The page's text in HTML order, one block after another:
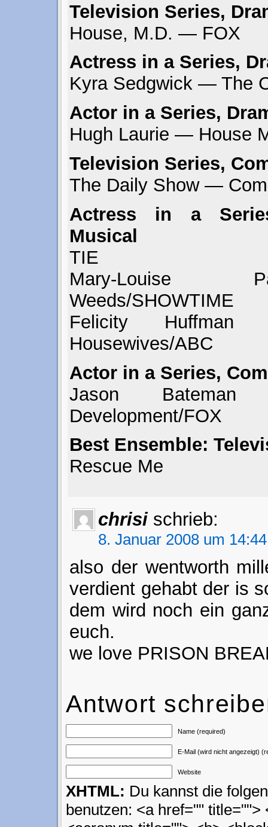
Television Series,
House, M.D. — FOX
Actress in a Series,
Kyra Sedgwick — The
Actor in a Series,
Hugh Laurie — House
Television Series,
The Daily Show —
Actress in a
Musical
TIE
Mary-
Weeds/SHOWTIME
Felicity Huffman
Housewives/ABC
Actor in a Series,
Jason
Development/FOX
Best Ensemble:
Rescue Me
chrisi schrieb:
8. Januar 2008 um
also der wentworth
verdient gehabt der is
dem wird noch ein
euch.
we love PRISON
Antwort
Name (required)
E-Mail (wird nicht angezeigt)
Website
XHTML: Du kannst die
benutzen: <a href="" title="">